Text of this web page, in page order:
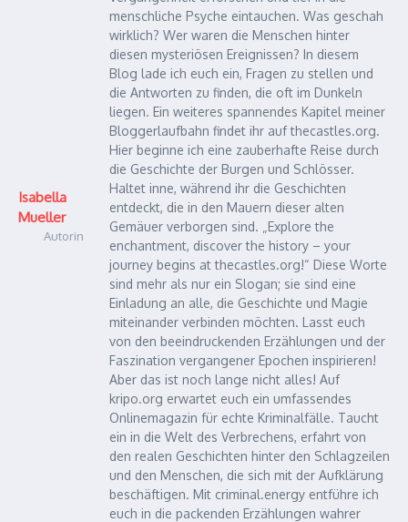
Isabella
Mueller
Autorin
menschliche Psyche eintauchen. Was geschah
wirklich? Wer waren die Menschen hinter
diesen mysteriösen Ereignissen? In diesem
Blog lade ich euch ein, Fragen zu stellen und
die Antworten zu finden, die oft im Dunkeln
liegen. Ein weiteres spannendes Kapitel meiner
Bloggerlaufbahn findet ihr auf thecastles.org.
Hier beginne ich eine zauberhafte Reise durch
die Geschichte der Burgen und Schlösser.
Haltet inne, während ihr die Geschichten
entdeckt, die in den Mauern dieser alten
Gemäuer verborgen sind. „Explore the
enchantment, discover the history – your
journey begins at thecastles.org!“ Diese Worte
sind mehr als nur ein Slogan; sie sind eine
Einladung an alle, die Geschichte und Magie
miteinander verbinden möchten. Lasst euch
von den beeindruckenden Erzählungen und der
Faszination vergangener Epochen inspirieren!
Aber das ist noch lange nicht alles! Auf
kripo.org erwartet euch ein umfassendes
Onlinemagazin für echte Kriminalfälle. Taucht
ein in die Welt des Verbrechens, erfahrt von
den realen Geschichten hinter den Schlagzeilen
und den Menschen, die sich mit der Aufklärung
beschäftigen. Mit criminal.energy entführe ich
euch in die packenden Erzählungen wahrer